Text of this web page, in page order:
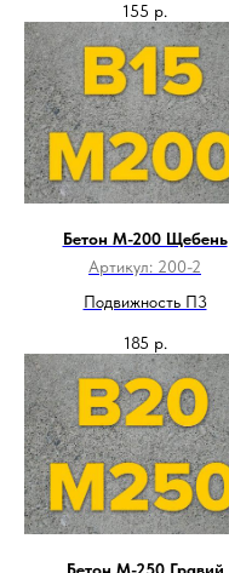
155 р.
Бетон М-200 Щебень
Артикул: 200-2
Подвижность П3
185 р.